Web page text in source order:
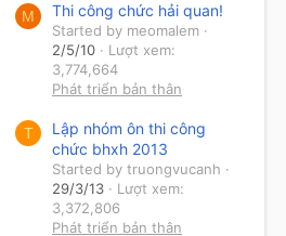
M Thi công chức hải quan!
Started by meomalem
2/5/10
Lượt xem:
3,774,664
Phát triển bản thân
T
Lập nhóm ôn thi công
chức bhxh 2013
Started by truongvucanh
29/3/13
Lượt xem:
3,372,806
Phát triển bản thân